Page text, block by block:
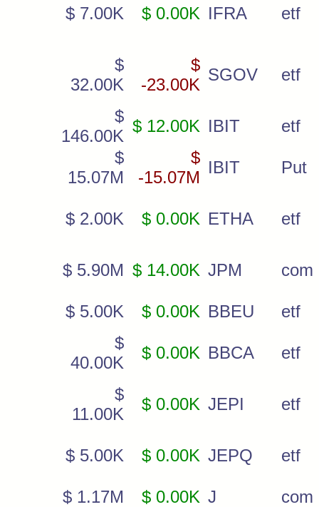
$ 7.00K $ 0.00K IFRA etf
$
32.00K
$
-23.00K
SGOV etf
$
146.00K
$ 12.00K IBIT
etf
$
15.07M
$
-15.07M
IBIT Put
$ 2.00K $ 0.00K ETHA etf
$ 5.90M $ 14.00K JPM com
$ 5.00K $ 0.00K BBEU
etf
$
40.00K
$ 0.00K BBCA etf
$
11.00K
$ 0.00K JEPI etf
$ 5.00K $ 0.00K JEPQ etf
$ 1.17M $ 0.00K J com